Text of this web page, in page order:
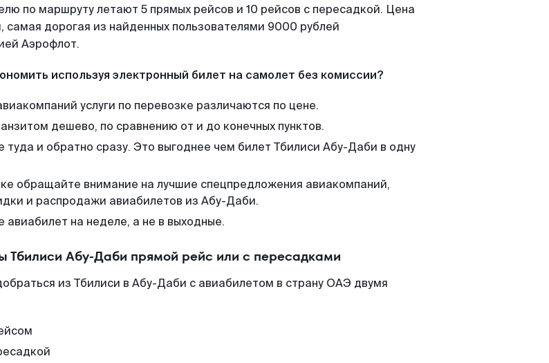
по маршруту летают 5 прямых рейсов и 10 рейсов с пересадкой. Цена
самая дорогая из найденных пользователями 9000 рублей
Аэрофлот.
используя электронный билет на самолет без комиссии?
услуги по перевозке различаются по цене.
дешево, по сравнению от и до конечных пунктов.
туда и обратно сразу. Это выгоднее чем билет Тбилиси Абу-Даби в одну
обращайте внимание на лучшие спецпредложения авиакомпаний,
и распродажи авиабилетов из Абу-Даби.
авиабилет на неделе, а не в выходные.
Тбилиси Абу-Даби прямой рейс или с пересадками
из Тбилиси в Абу-Даби с авиабилетом в страну ОАЭ двумя